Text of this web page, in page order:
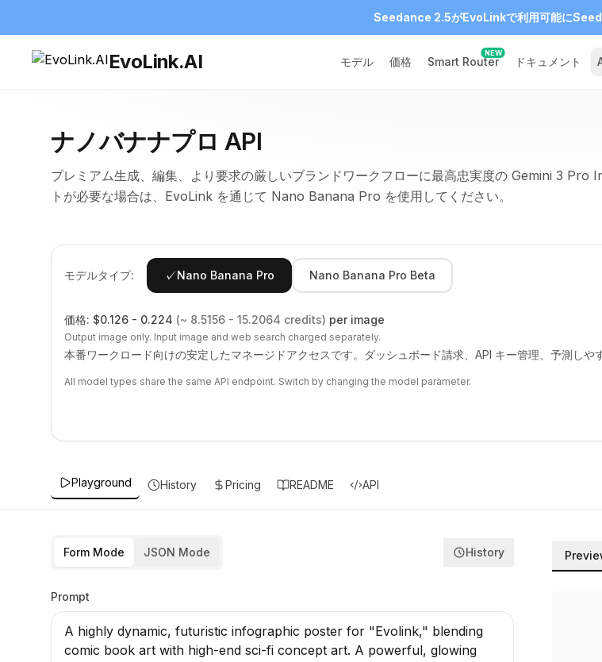
Seedance 2.5がEvoLinkで利用可能に
EvoLink.AI モデル 価格 Smart Router
NEW
ドキュメント
ナノバナナプロ API
プレミアム生成、編集、より要求の厳しいブランドワークフローに最高忠実度の Gemini 3 Pro
トが必要な場合は、EvoLink を通じて Nano Banana Pro を使用してください。
モデルタイプ: ✓Nano Banana Pro Nano Banana Pro Beta
価格: $0.126 - 0.224 (~ 8.5156 - 15.2064 credits) per image
Output image only. Input image and web search charged separately.
本番ワークロード向けの安定したマネージドアクセスです。ダッシュボード請求、API キー管理、予測しや
All model types share the same API endpoint. Switch by changing the model parameter.
Playground History Pricing README API
Form Mode JSON Mode History
Prompt